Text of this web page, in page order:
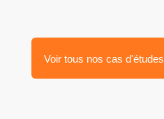
Voir tous nos cas d'études